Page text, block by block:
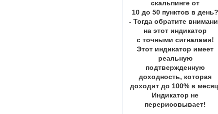
скальпинге от
10 до 50 пунктов в
- Тогда обратите
на этот индикатор
с точными сигналами!
Этот индикатор имеет
реальную
подтвержденную
доходность, которая
доходит до 100% в
Индикатор не
перерисовывает!